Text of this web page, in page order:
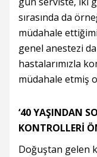
sırasında da
müdahale
genel anestezi
hastalarımızla
müdahale etmiş
‘40 YAŞINDAN
KONTROLLERİ
Doğuştan gelen